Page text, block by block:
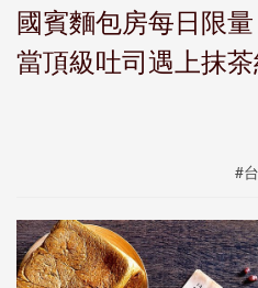
國賓麵包房每日限
當頂級吐司遇上抹茶
#